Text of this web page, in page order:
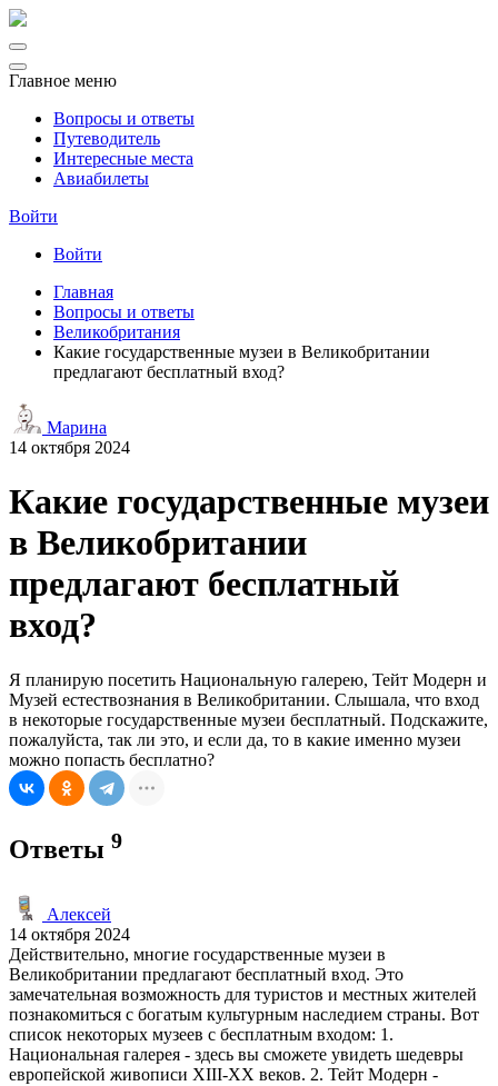
Главное меню
Вопросы и ответы
Путеводитель
Интересные места
Авиабилеты
Войти
Войти
Главная
Вопросы и ответы
Великобритания
Какие государственные музеи в Великобритании
предлагают бесплатный вход?
Марина
14 октября 2024
Какие государственные музеи
в Великобритании
предлагают бесплатный
вход?
Я планирую посетить Национальную галерею, Тейт Модерн и
Музей естествознания в Великобритании. Слышала, что вход
в некоторые государственные музеи бесплатный. Подскажите,
пожалуйста, так ли это, и если да, то в какие именно музеи
можно попасть бесплатно?
Ответы 9
Алексей
14 октября 2024
Действительно, многие государственные музеи в
Великобритании предлагают бесплатный вход. Это
замечательная возможность для туристов и местных жителей
познакомиться с богатым культурным наследием страны. Вот
список некоторых музеев с бесплатным входом: 1.
Национальная галерея - здесь вы сможете увидеть шедевры
европейской живописи XIII-XX веков. 2. Тейт Модерн -